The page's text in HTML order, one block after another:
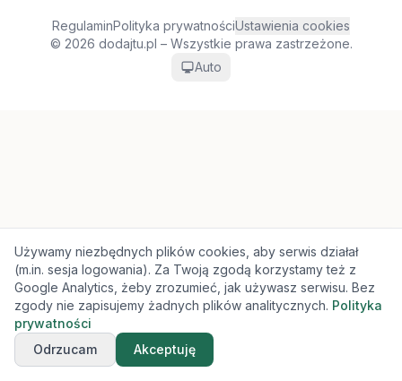
RegulaminPolityka prywatnościUstawienia cookies
© 2026 dodajtu.pl – Wszystkie prawa zastrzeżone.
Auto
Używamy niezbędnych plików cookies, aby serwis działał
(m.in. sesja logowania). Za Twoją zgodą korzystamy też z
Google Analytics, żeby zrozumieć, jak używasz serwisu. Bez
zgody nie zapisujemy żadnych plików analitycznych. Polityka
prywatności
Odrzucam
Akceptuję